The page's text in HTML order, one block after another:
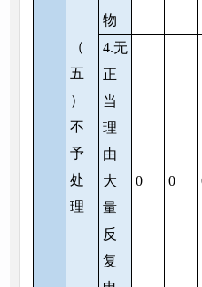
（
五
）
不
予
处
理
物
4.无
正
当
理
由
大
量
反
复
0 0